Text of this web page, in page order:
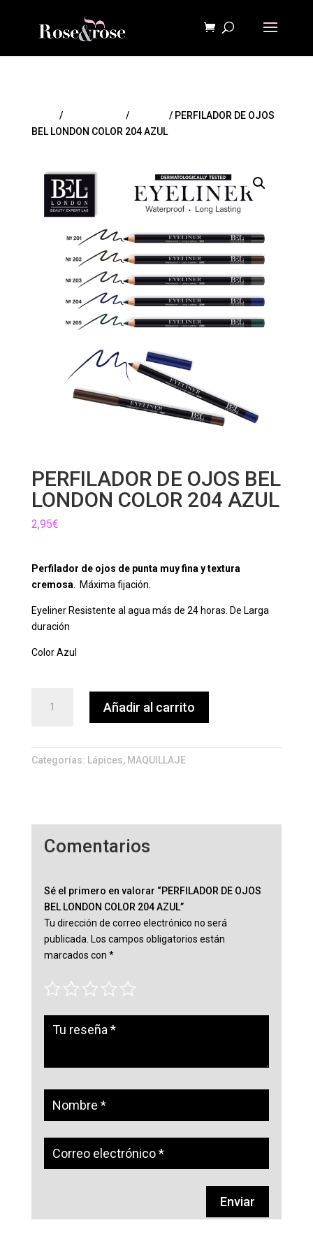
/ /
/ PERFILADOR DE OJOS
BEL LONDON COLOR 204 AZUL
PERFILADOR DE OJOS BEL
LONDON COLOR 204 AZUL
2,95€
Perfilador de ojos de punta muy fina y textura
cremosa. Máxima fijación.
Eyeliner Resistente al agua más de 24 horas. De Larga
duración
Color Azul
LONDON
cantidad
Añadir al carrito
Categorías: Lápices, MAQUILLAJE
Comentarios
Sé el primero en valorar “PERFILADOR DE OJOS
BEL LONDON COLOR 204 AZUL”
Tu dirección de correo electrónico no será
publicada. Los campos obligatorios están
marcados con *
Enviar